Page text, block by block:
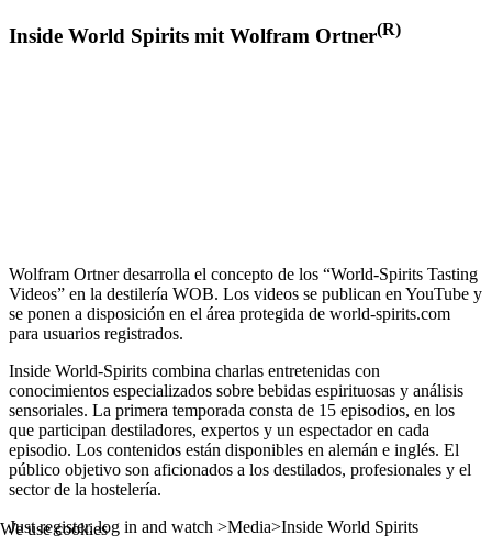
Inside World Spirits mit Wolfram Ortner(R)
Wolfram Ortner desarrolla el concepto de los “World-Spirits Tasting
Videos” en la destilería WOB. Los videos se publican en YouTube y
se ponen a disposición en el área protegida de world-spirits.com
para usuarios registrados.
Inside World-Spirits combina charlas entretenidas con
conocimientos especializados sobre bebidas espirituosas y análisis
sensoriales. La primera temporada consta de 15 episodios, en los
que participan destiladores, expertos y un espectador en cada
episodio. Los contenidos están disponibles en alemán e inglés. El
público objetivo son aficionados a los destilados, profesionales y el
sector de la hostelería.
Just register, log in and watch >Media>Inside World Spirits
We use cookies